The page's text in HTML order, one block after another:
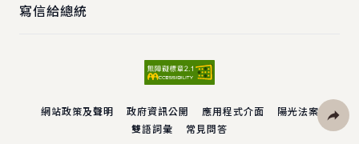
寫信給總統
網站政策及聲明 政府資訊公開 應用程式介面
陽光法案
雙語詞彙
常見問答